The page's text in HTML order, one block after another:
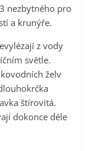
nezbytného pro
a krunýře.
z vody
světle.
želv
štírovitá.
dokonce déle